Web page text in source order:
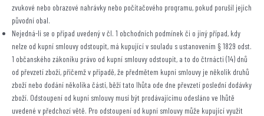
zvukové nebo obrazové nahrávky nebo počítačového programu, pokud porušil jejich
původní obal.
Nejedná-li se o případ uvedený v čl. 1 obchodních podmínek či o jiný případ, kdy
nelze od kupní smlouvy odstoupit, má kupující v souladu s ustanovením § 1829 odst.
1 občanského zákoníku právo od kupní smlouvy odstoupit, a to do čtrnácti (14) dnů
od převzetí zboží, přičemž v případě, že předmětem kupní smlouvy je několik druhů
zboží nebo dodání několika částí, běží tato lhůta ode dne převzetí poslední dodávky
zboží. Odstoupení od kupní smlouvy musí být prodávajícímu odesláno ve lhůtě
uvedené v předchozí větě. Pro odstoupení od kupní smlouvy může kupující využit